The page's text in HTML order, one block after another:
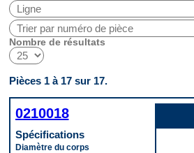
Nombre de résultats
Pièces 1 à 17 sur 17.
0210018
Spécifications
Diamètre du corps